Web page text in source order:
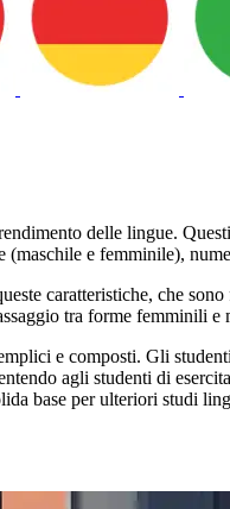
delle lingue.
e femminile),
caratteristiche, che
tra forme femminili
e composti. Gli
agli studenti di
base per ulteriori studi